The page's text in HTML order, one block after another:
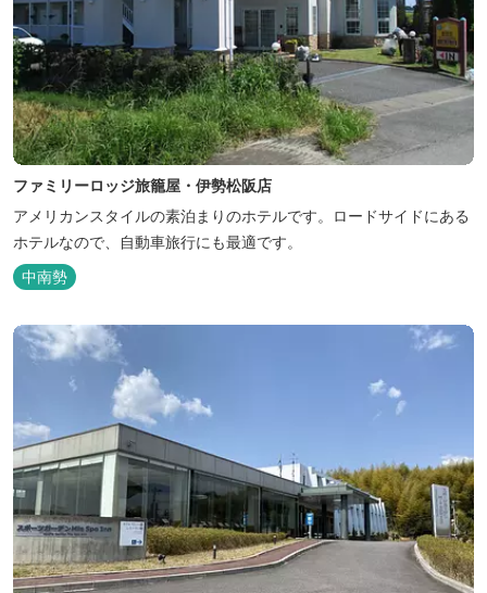
ファミリーロッジ旅籠屋・伊勢松阪店
アメリカンスタイルの素泊まりのホテルです。ロードサイドにある
ホテルなので、自動車旅行にも最適です。
中南勢